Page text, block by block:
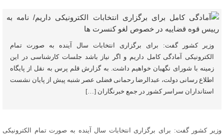
وزیر کشور گفت: برای برگزاری انتخابات سال آینده به صورت تمام
الکترونیکی آمادگی کامل داریم و اگر نیاز باشد جلسات کارشناسی در این
زمینه با شورای نگهبان خواهیم داشت. به گزارش قلم پرس به نقل از پایگاه
اطلاع رسانی دولت، عبدالرضا رحمانی فضلی عصر شنبه پیش از پایان نشست
استانداران سراسر کشور در جمع خبرنگاران […]
وزیر کشور گفت: برای برگزاری انتخابات سال آینده به صورت تمام الکترونیکی